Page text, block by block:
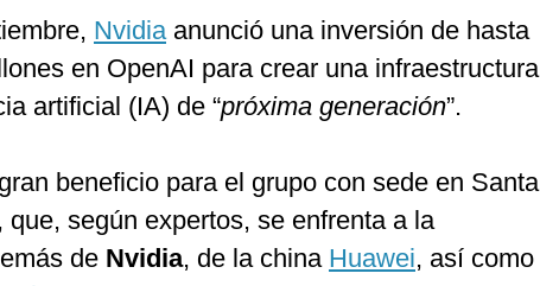
Nvidiaanunció una inversión de hasta
en OpenAI para crear una infraestructura
artificial (IA) de “próxima generación”.
beneficio para el grupo con sede en Santa
que, según expertos, se enfrenta a la
de Nvidia, de la china Huawei, así como